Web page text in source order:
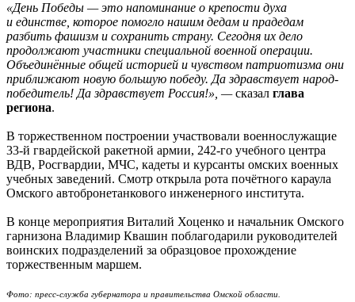
«День Победы — это напоминание о крепости духа
и единстве, которое помогло нашим дедам и прадедам
разбить фашизм и сохранить страну. Сегодня их дело
продолжают участники специальной военной операции.
Объединённые общей историей и чувством патриотизма они
приближают новую большую победу. Да здравствует народ-
победитель! Да здравствует Россия!», —сказал глава
региона.
В торжественном построении участвовали военнослужащие
33-й гвардейской ракетной армии, 242-го учебного центра
ВДВ, Росгвардии, МЧС, кадеты и курсанты омских военных
учебных заведений. Смотр открыла рота почётного караула
Омского автобронетанкового инженерного института.
В конце мероприятия Виталий Хоценко и начальник Омского
гарнизона Владимир Квашин поблагодарили руководителей
воинских подразделений за образцовое прохождение
торжественным маршем.
Фото: пресс-служба губернатора и правительства Омской области.